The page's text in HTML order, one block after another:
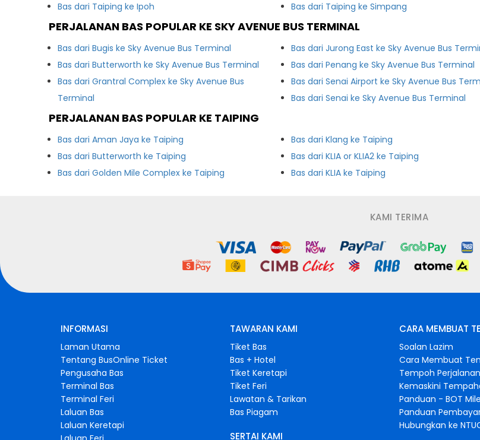
Bas dari Taiping ke Ipoh
Bas dari Taiping ke Simpang
PERJALANAN BAS POPULAR KE SKY AVENUE BUS TERMINAL
Bas dari Bugis ke Sky Avenue Bus Terminal
Bas dari Butterworth ke Sky Avenue Bus Terminal
Bas dari Grantral Complex ke Sky Avenue Bus
Terminal
Bas dari Jurong East ke Sky Avenue Bus
Bas dari Penang ke Sky Avenue Bus Terminal
Bas dari Senai Airport ke Sky Avenue Bus
Bas dari Senai ke Sky Avenue Bus Terminal
PERJALANAN BAS POPULAR KE TAIPING
Bas dari Aman Jaya ke Taiping
Bas dari Butterworth ke Taiping
Bas dari Golden Mile Complex ke Taiping
Bas dari Klang ke Taiping
Bas dari KLIA or KLIA2 ke Taiping
Bas dari KLIA ke Taiping
KAMI TERIMA
INFORMASI
Laman Utama
Tentang BusOnline Ticket
Pengusaha Bas
Terminal Bas
Terminal Feri
Laluan Bas
Laluan Keretapi
TAWARAN KAMI
Tiket Bas
Bas + Hotel
Tiket Keretapi
Tiket Feri
Lawatan & Tarikan
Bas Piagam
SERTAI KAMI
CARA MEMBUAT
Soalan Lazim
Cara Membuat
Tempoh Perjalanan
Kemaskini
Panduan - BOT
Panduan
Hubungkan ke